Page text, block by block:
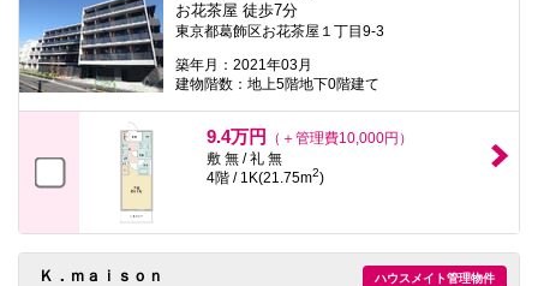
お花茶屋 徒歩7分
東京都葛飾区お花茶屋１丁目9-3
築年月：2021年03月
建物階数：地上5階地下0階建て
9.4万円
（＋管理費10,000円）
敷 無 / 礼 無
4階 / 1K(21.75m2)
ハウスメイト管理物件
Ｋ．ｍａｉｓｏｎ